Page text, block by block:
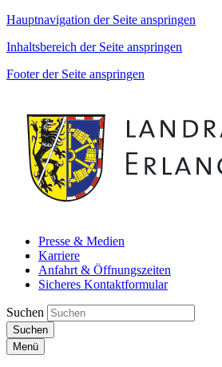
Hauptnavigation der Seite anspringen
Inhaltsbereich der Seite anspringen
Footer der Seite anspringen
Presse & Medien
Karriere
Anfahrt & Öffnungszeiten
Sicheres Kontaktformular
Suchen
Suchen
Menü